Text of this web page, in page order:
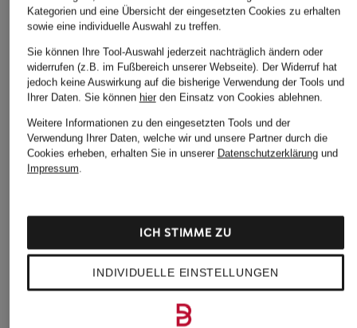
Weitere Kategorien
Beige Marc O'Polo
Beige Marc O'Polo
Blaue Marc O'Polo
Pullover
Marco Polo
Daunenmantel
Marco Polo Denim
Marco Polo Handtücher
Kategorien und eine Übersicht der eingesetzten Cookies zu erhalten
sowie eine individuelle Auswahl zu treffen.
Sie können Ihre Tool-Auswahl jederzeit nachträglich ändern oder
widerrufen (z.B. im Fußbereich unserer Webseite). Der Widerruf hat
jedoch keine Auswirkung auf die bisherige Verwendung der Tools und
Ihrer Daten. Sie können hierden Einsatz von Cookies ablehnen.
Weitere Informationen zu den eingesetzten Tools und der
Verwendung Ihrer Daten, welche wir und unsere Partner durch die
Cookies erheben, erhalten Sie in unserer Datenschutzerklärungund
Impressum.
INDIVIDUELLE EINSTELLUNGEN
ICH STIMME ZU